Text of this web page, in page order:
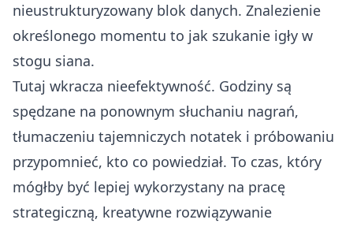
nieustrukturyzowany blok danych. Znalezienie
określonego momentu to jak szukanie igły w
stogu siana.
Tutaj wkracza nieefektywność. Godziny są
spędzane na ponownym słuchaniu nagrań,
tłumaczeniu tajemniczych notatek i próbowaniu
przypomnieć, kto co powiedział. To czas, który
mógłby być lepiej wykorzystany na pracę
strategiczną, kreatywne rozwiązywanie